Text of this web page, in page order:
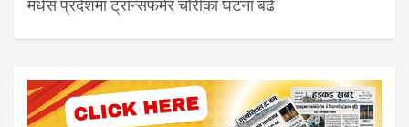
मधेस प्रदेशमा ट्रान्सफर्मर चोरीका घटना बढे